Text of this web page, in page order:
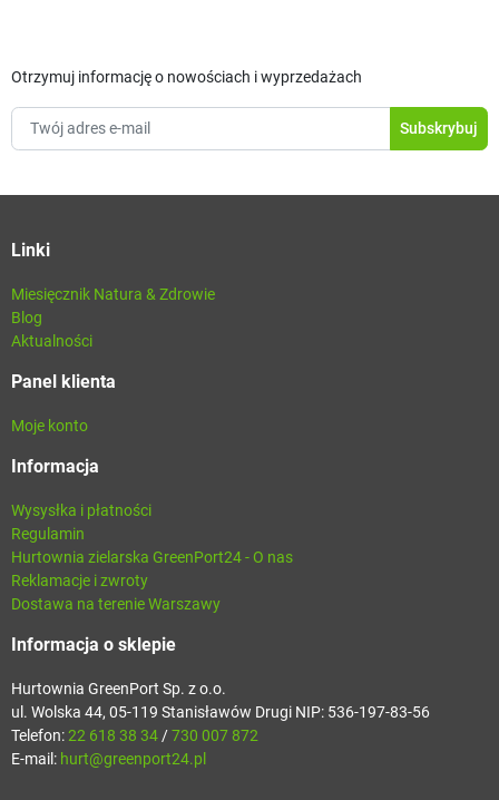
Otrzymuj informację o nowościach i wyprzedażach
Linki
Miesięcznik Natura & Zdrowie
Blog
Aktualności
Panel klienta
Moje konto
Informacja
Wysysłka i płatności
Regulamin
Hurtownia zielarska GreenPort24 - O nas
Reklamacje i zwroty
Dostawa na terenie Warszawy
Informacja o sklepie
Hurtownia GreenPort Sp. z o.o.
ul. Wolska 44, 05-119 Stanisławów Drugi NIP: 536-197-83-56
Telefon:22 618 38 34 /730 007 872
E-mail: hurt@greenport24.pl